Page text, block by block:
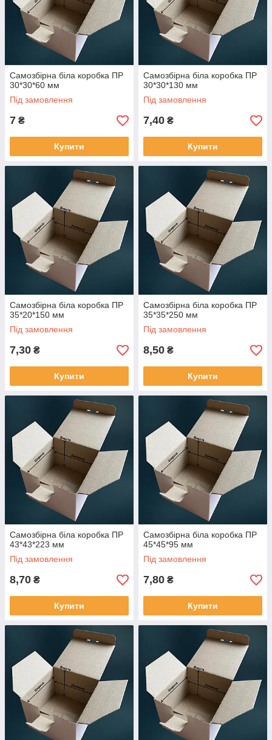
Самозбірна біла коробка ПР
30*30*60 мм
Під замовлення
7 ₴
Купити
Самозбірна біла коробка ПР
30*30*130 мм
Під замовлення
7,40 ₴
Купити
Самозбірна біла коробка ПР
35*20*150 мм
Під замовлення
7,30 ₴
Купити
Самозбірна біла коробка ПР
35*35*250 мм
Під замовлення
8,50 ₴
Купити
Самозбірна біла коробка ПР
43*43*223 мм
Під замовлення
8,70 ₴
Купити
Самозбірна біла коробка ПР
45*45*95 мм
Під замовлення
7,80 ₴
Купити